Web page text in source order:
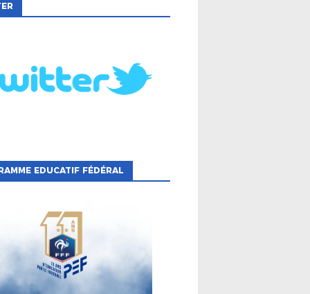
EDUCATIF FÉDÉRAL